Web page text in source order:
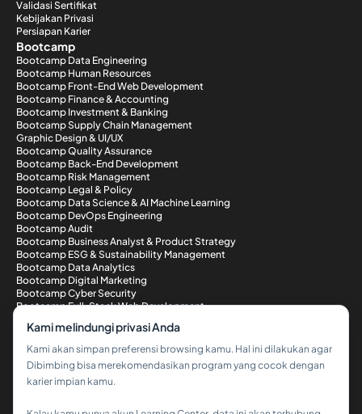
Validasi Sertifikat
Kebijakan Privasi
Persiapan Karier
Bootcamp
Bootcamp Data Engineering
Bootcamp Human Resources
Bootcamp Front-End Web Development
Bootcamp Finance & Accounting
Bootcamp Investment & Banking
Bootcamp Supply Chain Management
Graphic Design & UI/UX
Bootcamp Quality Assurance
Bootcamp Back-End Development
Bootcamp Risk Management
Bootcamp Legal & Policy
Bootcamp Data Science & AI Machine Learning
Bootcamp DevOps Engineering
Bootcamp Audit
Bootcamp Business Analyst & Product Strategy
Bootcamp ESG & Sustainability Management
Bootcamp Data Analytics
Bootcamp Digital Marketing
Bootcamp Cyber Security
Bootcamp Full-Stack Web Development
Metode Pembayaran
Kami melindungi privasi Anda
Kami akan simpan preferensi browsing kamu. Hal ini dilakukan agar
Dibimbing bisa merekomendasikan program yang cocok dengan
karier impian kamu.